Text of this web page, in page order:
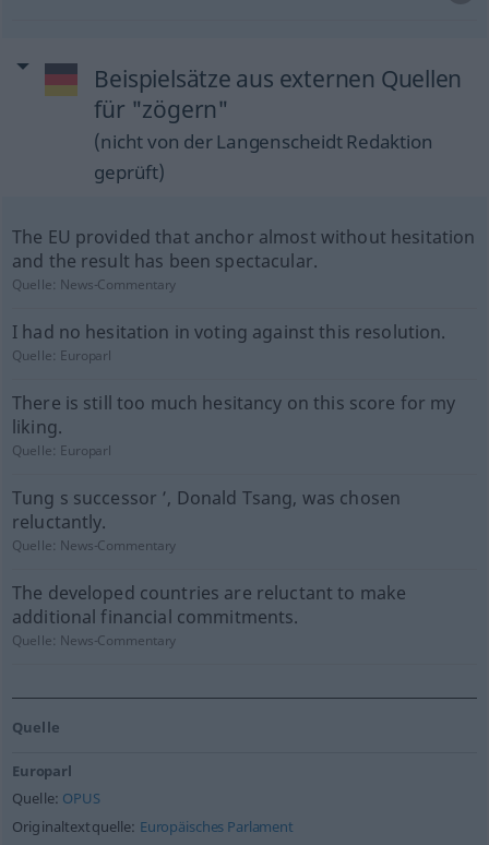
Beispielsätze aus externen Quellen
für "zögern"
(nicht von der Langenscheidt Redaktion
geprüft)
The EU provided that anchor almost without hesitation
and the result has been spectacular.
Quelle: News-Commentary
I had no hesitation in voting against this resolution.
Quelle: Europarl
There is still too much hesitancy on this score for my
liking.
Quelle: Europarl
Tung s successor ’, Donald Tsang, was chosen
reluctantly.
Quelle: News-Commentary
The developed countries are reluctant to make
additional financial commitments.
Quelle: News-Commentary
Quelle
Europarl
Quelle: OPUS
Originaltextquelle: Europäisches Parlament